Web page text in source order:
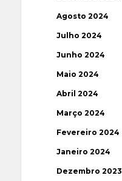
Agosto 2024
Julho 2024
Junho 2024
Maio 2024
Abril 2024
Março 2024
Fevereiro 2024
Janeiro 2024
Dezembro 2023